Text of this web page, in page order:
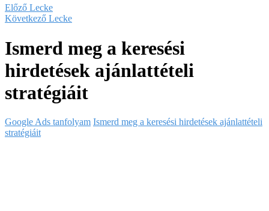
Előző Lecke
Következő Lecke
Ismerd meg a keresési
hirdetések ajánlattételi
stratégiáit
Google Ads tanfolyam Ismerd meg a keresési hirdetések ajánlattételi
stratégiáit